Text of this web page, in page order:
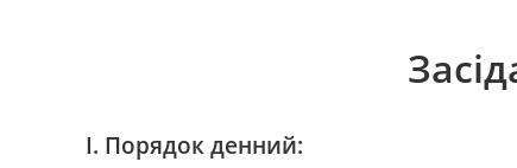
І. Порядок денний: